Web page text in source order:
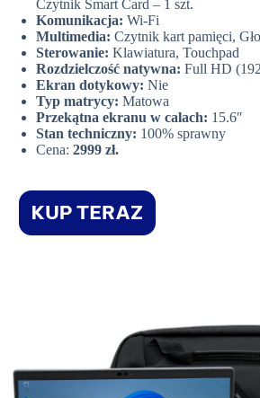
Czytnik Smart Card – 1 szt.
Komunikacja: Wi-Fi
Multimedia: Czytnik kart pamięci,
Sterowanie: Klawiatura, Touchpad
Rozdzielczość natywna: Full HD
Ekran dotykowy: Nie
Typ matrycy: Matowa
Przekątna ekranu w calach: 15.6″
Stan techniczny: 100% sprawny
Cena: 2999 zł.